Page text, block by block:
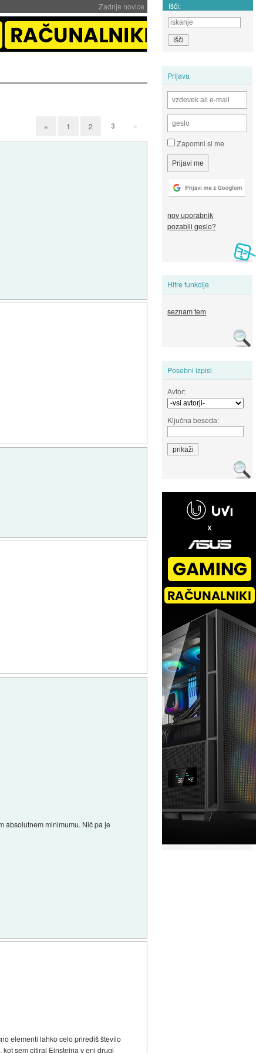
Zadnje novice Išči:
Prijava
Zapomni si me
nov uporabnik
pozabili geslo?
Hitre funkcije
seznam tem
Posebni izpisi
Avtor:
Ključna beseda:
« 1 2 3 »
absolutnem minimumu. Nič pa je
elementi lahko celo prirediš število
sem citiral Einsteina v eni drugi